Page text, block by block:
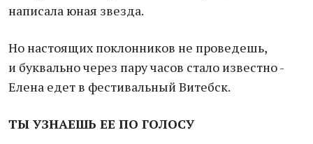
написала юная звезда.
Но настоящих поклонников не проведешь,
и буквально через пару часов стало известно -
Елена едет в фестивальный Витебск.
ТЫ УЗНАЕШЬ ЕЕ ПО ГОЛОСУ